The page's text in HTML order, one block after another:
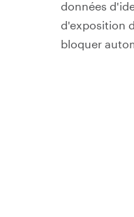
données
d'exposition
bloquer